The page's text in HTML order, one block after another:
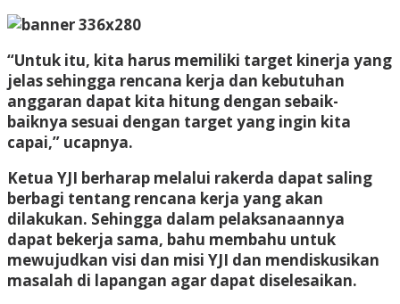
“Untuk itu, kita harus memiliki target kinerja yang
jelas sehingga rencana kerja dan kebutuhan
anggaran dapat kita hitung dengan sebaik-
baiknya sesuai dengan target yang ingin kita
capai,” ucapnya.
Ketua YJI berharap melalui rakerda dapat saling
berbagi tentang rencana kerja yang akan
dilakukan. Sehingga dalam pelaksanaannya
dapat bekerja sama, bahu membahu untuk
mewujudkan visi dan misi YJI dan mendiskusikan
masalah di lapangan agar dapat diselesaikan.